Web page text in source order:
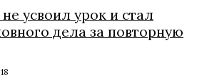
усвоил урок и стал
дела за повторную